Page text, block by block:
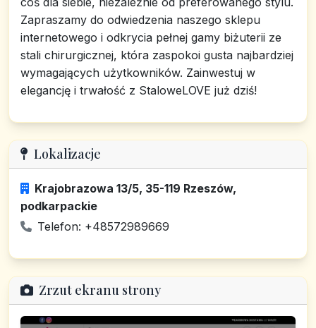
Zapraszamy do odwiedzenia naszego sklepu
internetowego i odkrycia pełnej gamy biżuterii ze
stali chirurgicznej, która zaspokoi gusta najbardziej
wymagających użytkowników. Zainwestuj w
elegancję i trwałość z StaloweLOVE już dziś!
Lokalizacje
Krajobrazowa 13/5, 35-119 Rzeszów,
podkarpackie
Telefon: +48572989669
Zrzut ekranu strony